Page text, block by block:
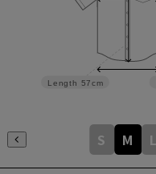
Length 57cm
S M L